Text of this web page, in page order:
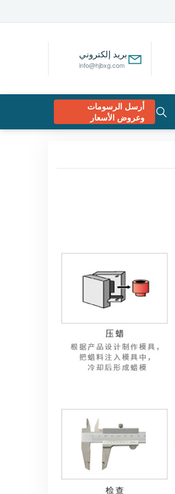
بريد إلكتروني
info@hjbxg.com
أرسل الرسومات
وعروض الأسعار